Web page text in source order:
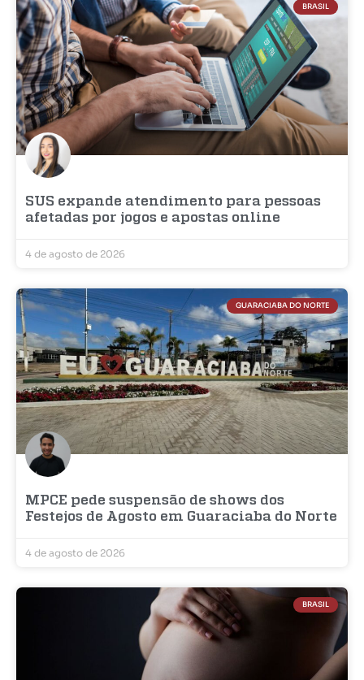
BRASIL
SUS expande atendimento para pessoas
afetadas por jogos e apostas online
4 de agosto de 2026
GUARACIABA DO NORTE
MPCE pede suspensão de shows dos
Festejos de Agosto em Guaraciaba do Norte
4 de agosto de 2026
BRASIL